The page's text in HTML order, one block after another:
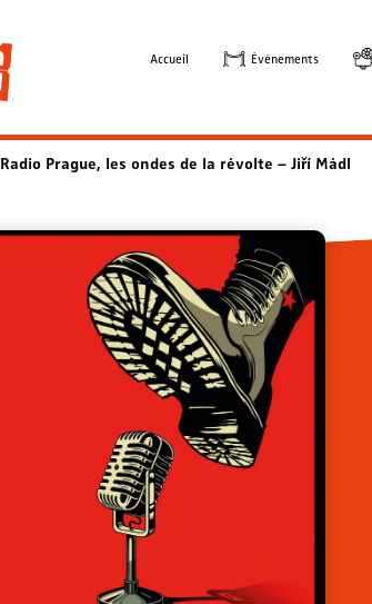
Accueil Évènements
Radio Prague, les ondes de la révolte – Jiří Mádl